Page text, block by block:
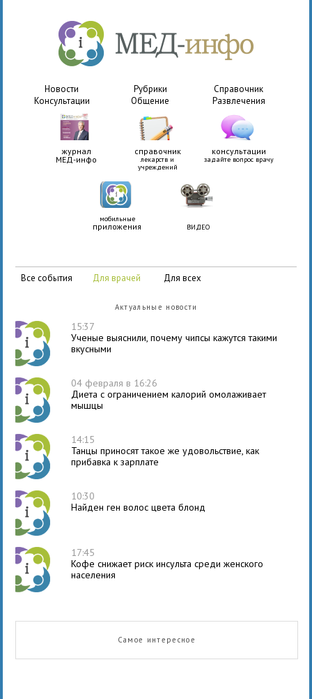
Новости Рубрики
Справочник
Консультации
Общение Развлечения
журнал
МЕД-инфо
справочник
лекарств и
учреждений
консультации
задайте вопрос врачу
мобильные
приложения ВИДЕО
все события для врачей для всех
Актуальные новости
15:37
Ученые выяснили, почему чипсы кажутся такими
вкусными
04 февраля в 16:26
Диета с ограничением калорий омолаживает
мышцы
14:15
Танцы приносят такое же удовольствие, как
прибавка к зарплате
10:30
Найден ген волос цвета блонд
17:45
Кофе снижает риск инсульта среди женского
населения
Самое интересное